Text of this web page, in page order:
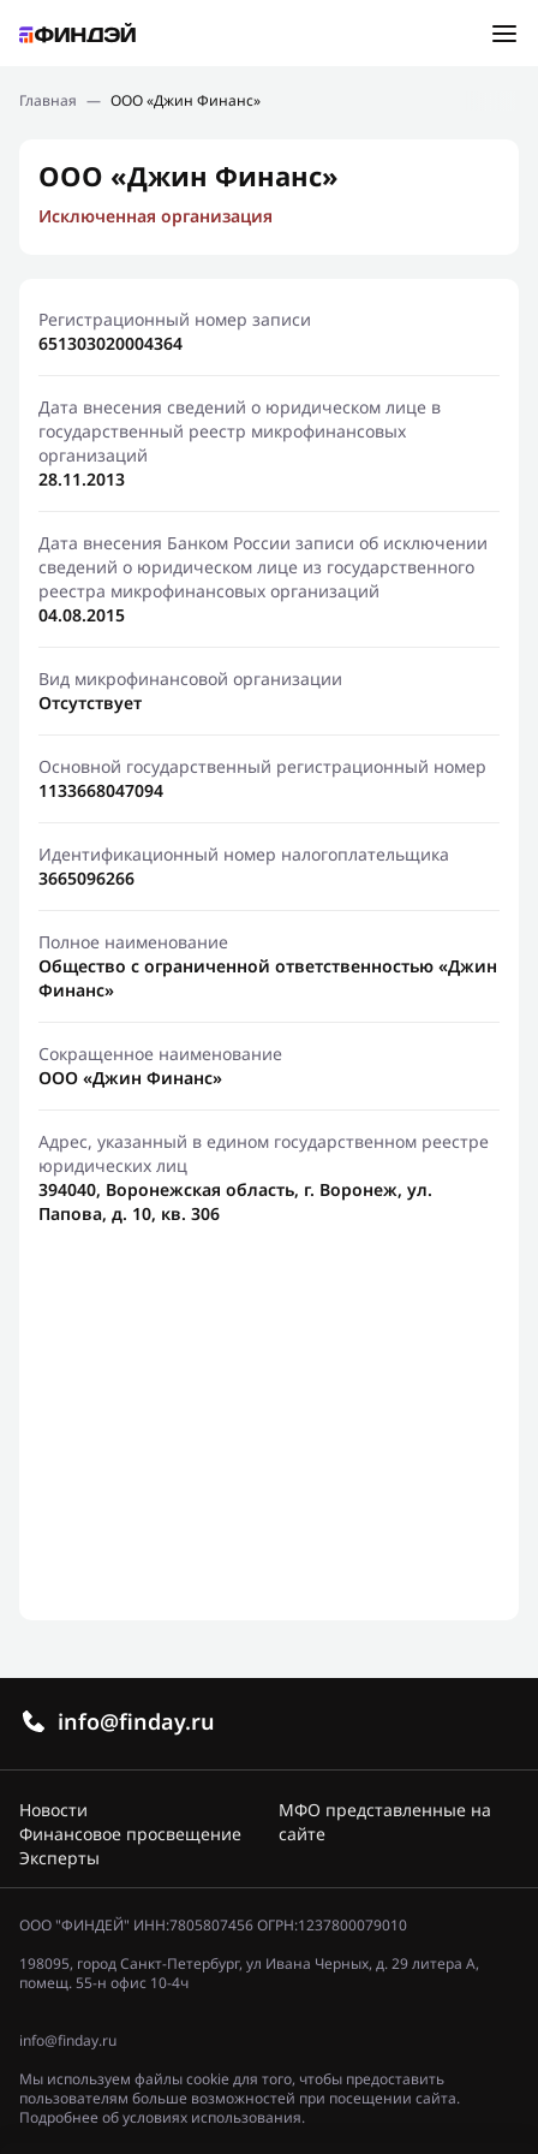
Подбор займа
Новости
Финансовое просвещение
Главная — ООО «Джин Финанс»
ООО «Джин Финанс»
Исключенная организация
Регистрационный номер записи
651303020004364
Дата внесения сведений о юридическом лице в
государственный реестр микрофинансовых
организаций
28.11.2013
Дата внесения Банком России записи об исключении
сведений о юридическом лице из государственного
реестра микрофинансовых организаций
04.08.2015
Вид микрофинансовой организации
Отсутствует
Основной государственный регистрационный номер
1133668047094
Идентификационный номер налогоплательщика
3665096266
Полное наименование
Общество с ограниченной ответственностью «Джин
Финанс»
Сокращенное наименование
ООО «Джин Финанс»
Адрес, указанный в едином государственном реестре
юридических лиц
394040, Воронежская область, г. Воронеж, ул.
Папова, д. 10, кв. 306
info@finday.ru
Новости
Финансовое просвещение
Эксперты
МФО представленные на
сайте
ООО "ФИНДЕЙ" ИНН:7805807456 ОГРН:1237800079010
198095, город Санкт-Петербург, ул Ивана Черных, д. 29 литера А,
помещ. 55-н офис 10-4ч
info@finday.ru
Мы используем файлы cookie для того, чтобы предоставить
пользователям больше возможностей при посещении сайта.
Подробнее об условиях использования.
Ошибка:Контактная форма не найдена.
Спасибо, что написали нам
Мы свяжемся с Вами в ближайшее время и сообщим
результат
Отправить новый запрос